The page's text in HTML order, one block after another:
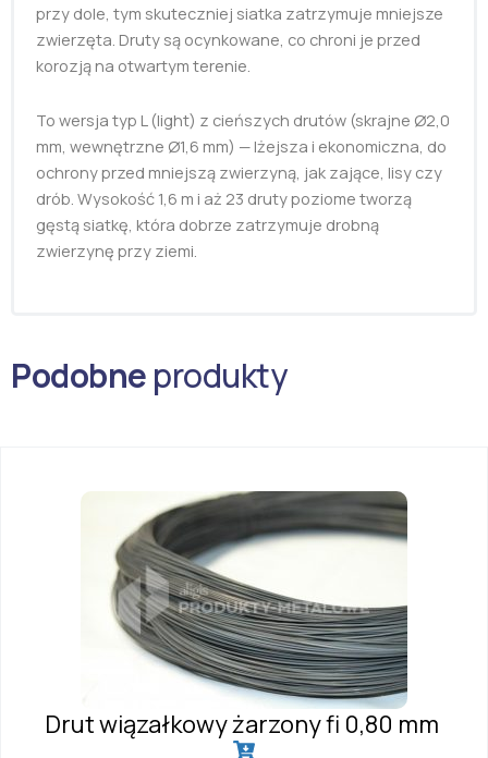
przy dole, tym skuteczniej siatka zatrzymuje mniejsze
zwierzęta. Druty są ocynkowane, co chroni je przed
korozją na otwartym terenie.
To wersja typ L (light) z cieńszych drutów (skrajne Ø2,0
mm, wewnętrzne Ø1,6 mm) — lżejsza i ekonomiczna, do
ochrony przed mniejszą zwierzyną, jak zające, lisy czy
drób. Wysokość 1,6 m i aż 23 druty poziome tworzą
gęstą siatkę, która dobrze zatrzymuje drobną
zwierzynę przy ziemi.
Podobneprodukty
Drut wiązałkowy żarzony fi 0,80 mm